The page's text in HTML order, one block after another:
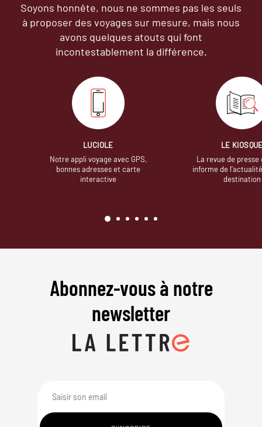
Soyons honnête, nous ne sommes pas les seuls
à proposer des voyages sur mesure, mais nous
avons quelques atouts qui font
incontestablement la différence.
LUCIOLE
Notre appli voyage avec GPS,
bonnes adresses et carte
interactive
LE
La revue de presse
informe de
destination
Abonnez-vous à notre
newsletter